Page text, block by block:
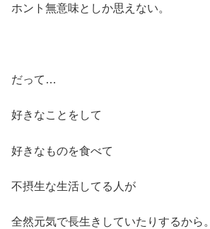
ホント無意味としか思えない。
だって…
好きなことをして
好きなものを食べて
不摂生な生活してる人が
全然元気で長生きしていたりするから。